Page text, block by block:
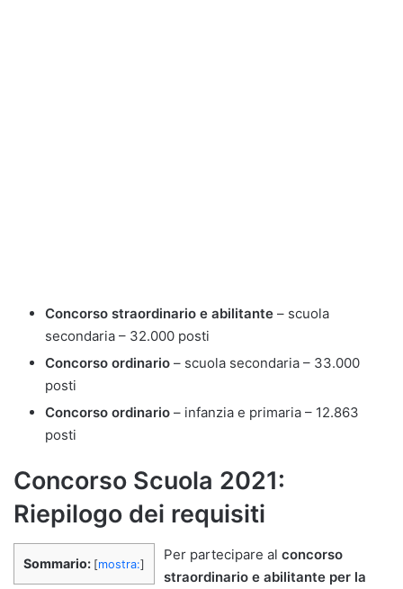
Concorso straordinario e abilitante – scuola
secondaria – 32.000 posti
Concorso ordinario – scuola secondaria – 33.000
posti
Concorso ordinario – infanzia e primaria – 12.863
posti
Concorso Scuola 2021:
Riepilogo dei requisiti
Sommario: [mostra:]
Per partecipare al concorso
straordinario e abilitante per la